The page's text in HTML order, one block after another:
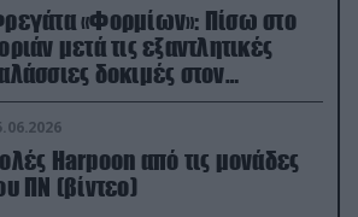
«Φορμίων»: Πίσω στο
μετά τις εξαντλητικές
δοκιμές στον
Βισκαϊκό
Harpoon από τις μονάδες
ΠΝ (βίντεο)